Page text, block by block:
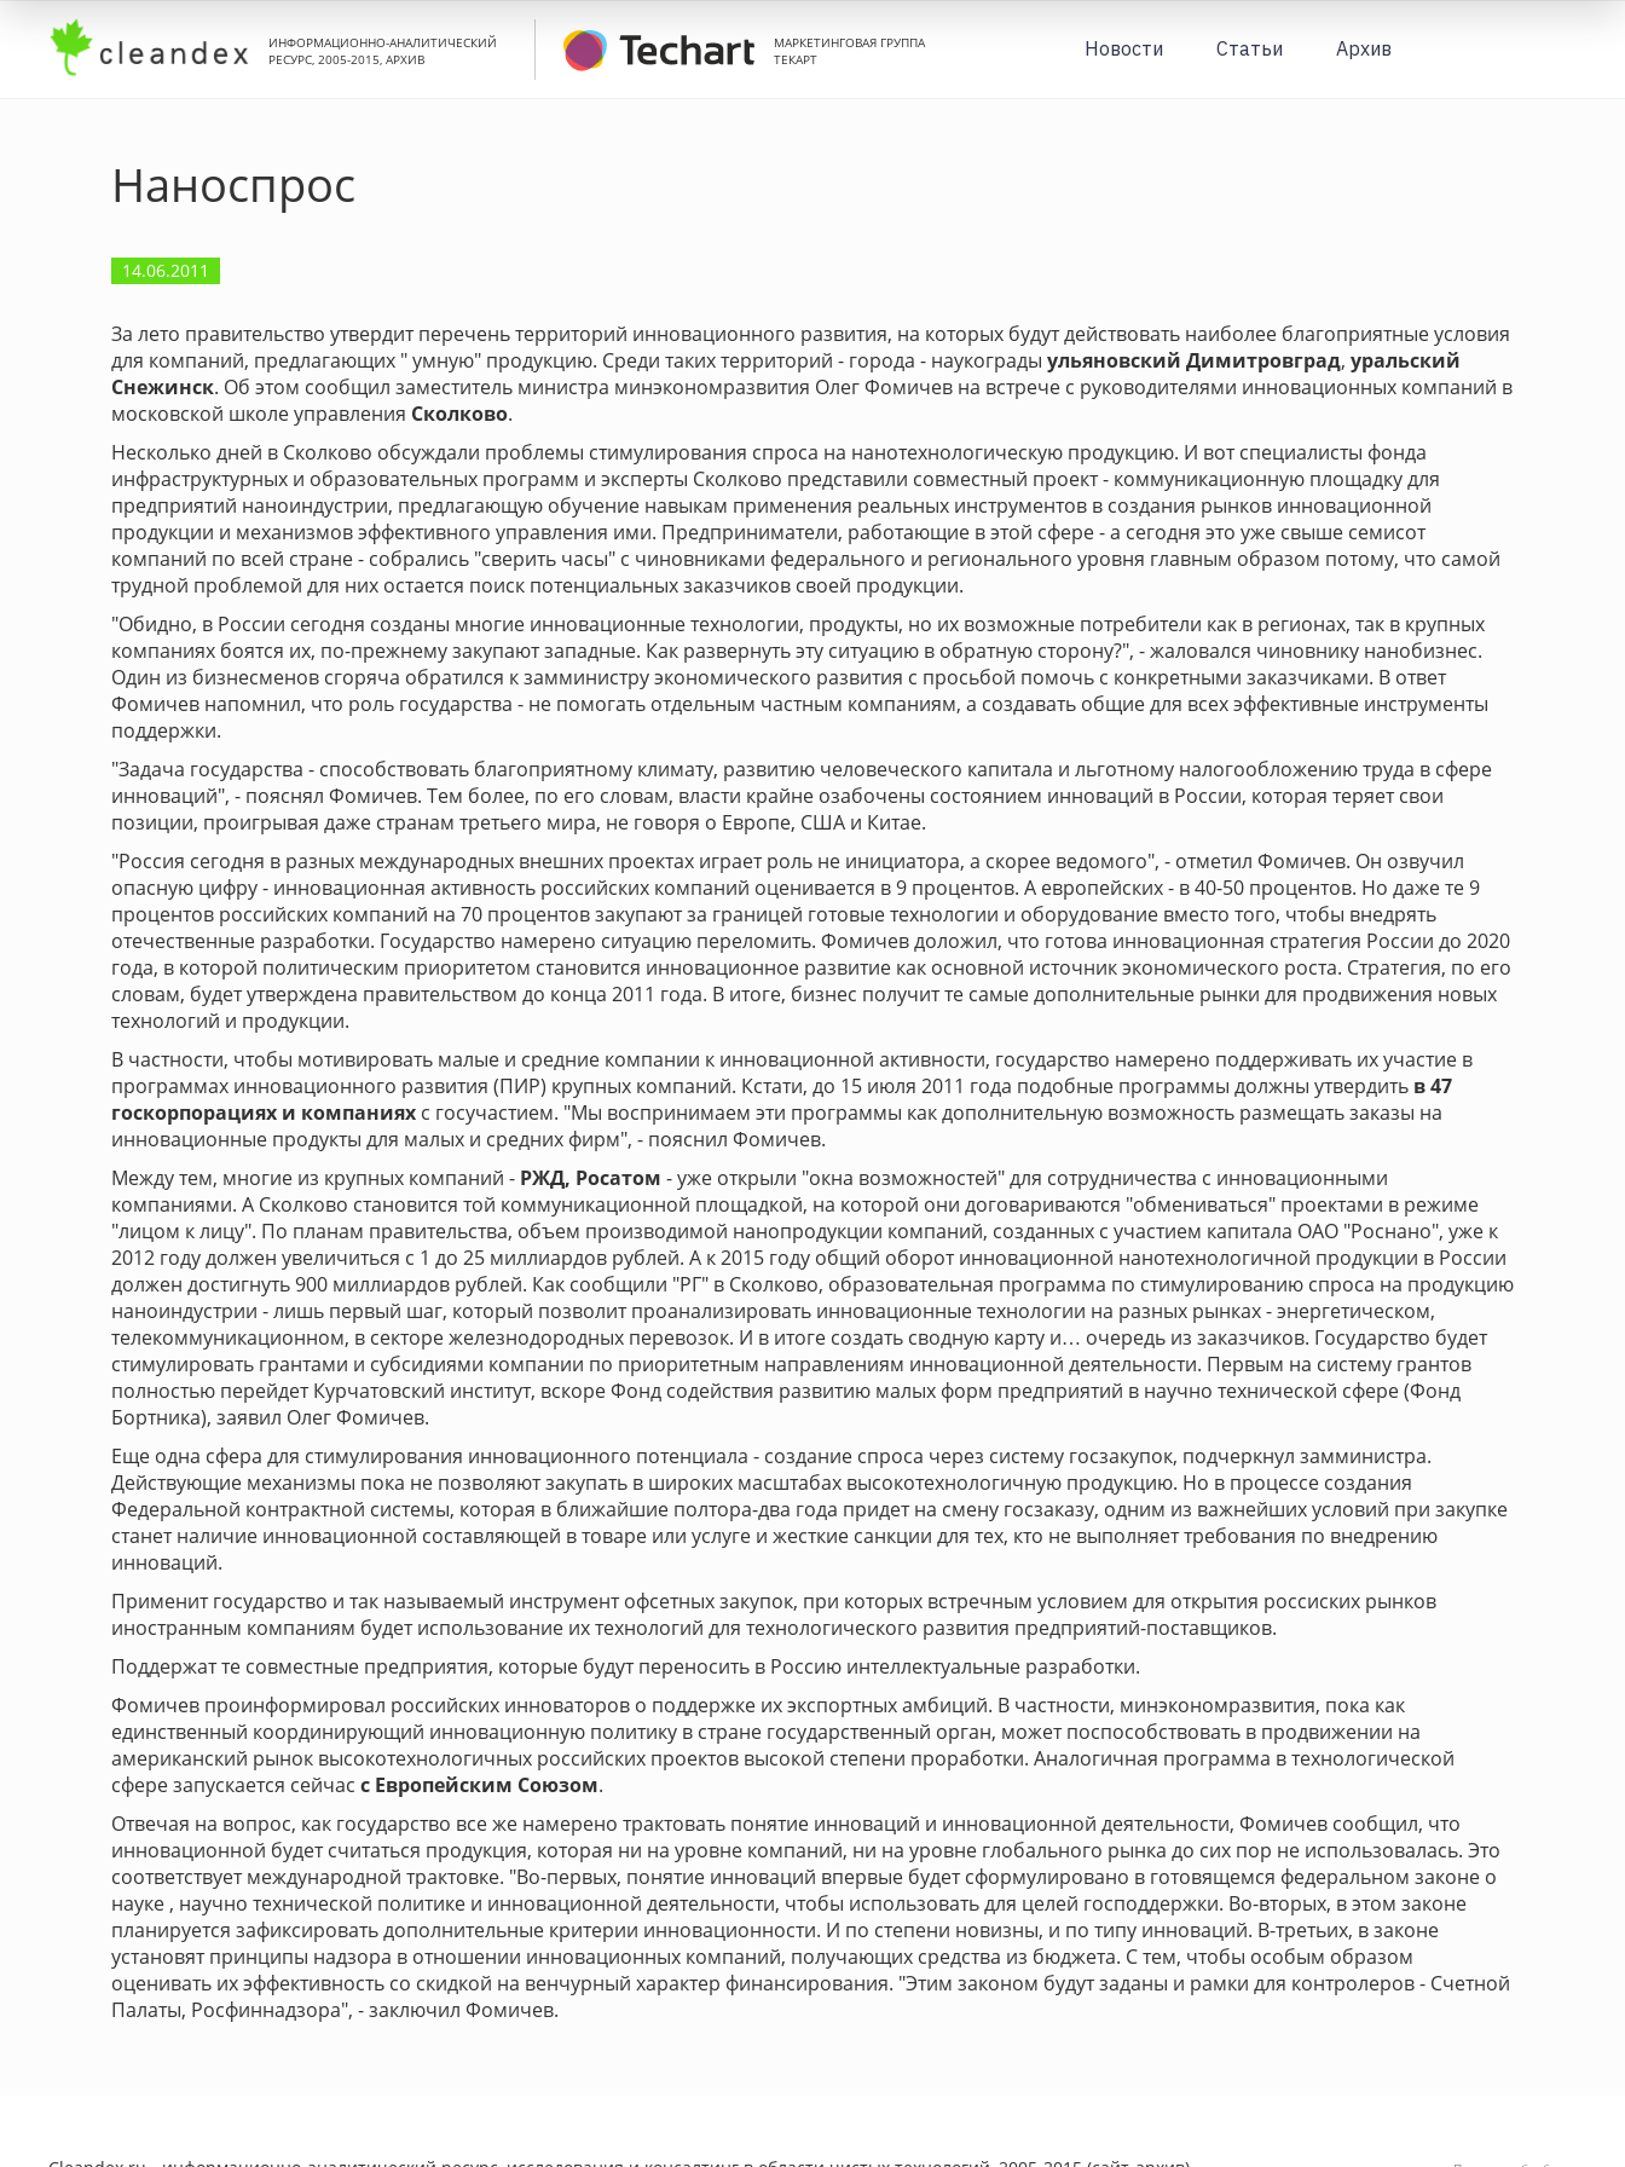
ИНФОРМАЦИОННО-АНАЛИТИЧЕСКИЙ
РЕСУРС, 2005-2015, АРХИВ
МАРКЕТИНГОВАЯ ГРУППА
ТЕКАРТ
Новости Статьи Архив
Наноспрос
14.06.2011
За лето правительство утвердит перечень территорий инновационного развития, на которых будут действовать наиболее благоприятные условия
для компаний, предлагающих " умную" продукцию. Среди таких территорий - города - наукограды ульяновский Димитровград, уральский
Снежинск. Об этом сообщил заместитель министра минэкономразвития Олег Фомичев на встрече с руководителями инновационных компаний в
московской школе управления Сколково.
Несколько дней в Сколково обсуждали проблемы стимулирования спроса на нанотехнологическую продукцию. И вот специалисты фонда
инфраструктурных и образовательных программ и эксперты Сколково представили совместный проект - коммуникационную площадку для
предприятий наноиндустрии, предлагающую обучение навыкам применения реальных инструментов в создания рынков инновационной
продукции и механизмов эффективного управления ими. Предприниматели, работающие в этой сфере - а сегодня это уже свыше семисот
компаний по всей стране - собрались "сверить часы" с чиновниками федерального и регионального уровня главным образом потому, что самой
трудной проблемой для них остается поиск потенциальных заказчиков своей продукции.
"Обидно, в России сегодня созданы многие инновационные технологии, продукты, но их возможные потребители как в регионах, так в крупных
компаниях боятся их, по-прежнему закупают западные. Как развернуть эту ситуацию в обратную сторону?", - жаловался чиновнику нанобизнес.
Один из бизнесменов сгоряча обратился к замминистру экономического развития с просьбой помочь с конкретными заказчиками. В ответ
Фомичев напомнил, что роль государства - не помогать отдельным частным компаниям, а создавать общие для всех эффективные инструменты
поддержки.
"Задача государства - способствовать благоприятному климату, развитию человеческого капитала и льготному налогообложению труда в сфере
инноваций", - пояснял Фомичев. Тем более, по его словам, власти крайне озабочены состоянием инноваций в России, которая теряет свои
позиции, проигрывая даже странам третьего мира, не говоря о Европе, США и Китае.
"Россия сегодня в разных международных внешних проектах играет роль не инициатора, а скорее ведомого", - отметил Фомичев. Он озвучил
опасную цифру - инновационная активность российских компаний оценивается в 9 процентов. А европейских - в 40-50 процентов. Но даже те 9
процентов российских компаний на 70 процентов закупают за границей готовые технологии и оборудование вместо того, чтобы внедрять
отечественные разработки. Государство намерено ситуацию переломить. Фомичев доложил, что готова инновационная стратегия России до 2020
года, в которой политическим приоритетом становится инновационное развитие как основной источник экономического роста. Стратегия, по его
словам, будет утверждена правительством до конца 2011 года. В итоге, бизнес получит те самые дополнительные рынки для продвижения новых
технологий и продукции.
В частности, чтобы мотивировать малые и средние компании к инновационной активности, государство намерено поддерживать их участие в
программах инновационного развития (ПИР) крупных компаний. Кстати, до 15 июля 2011 года подобные программы должны утвердить в 47
госкорпорациях и компаниях с госучастием. "Мы воспринимаем эти программы как дополнительную возможность размещать заказы на
инновационные продукты для малых и средних фирм", - пояснил Фомичев.
Между тем, многие из крупных компаний - РЖД, Росатом - уже открыли "окна возможностей" для сотрудничества с инновационными
компаниями. А Сколково становится той коммуникационной площадкой, на которой они договариваются "обмениваться" проектами в режиме
"лицом к лицу". По планам правительства, объем производимой нанопродукции компаний, созданных с участием капитала ОАО "Роснано", уже к
2012 году должен увеличиться с 1 до 25 миллиардов рублей. А к 2015 году общий оборот инновационной нанотехнологичной продукции в России
должен достигнуть 900 миллиардов рублей. Как сообщили "РГ" в Сколково, образовательная программа по стимулированию спроса на продукцию
наноиндустрии - лишь первый шаг, который позволит проанализировать инновационные технологии на разных рынках - энергетическом,
телекоммуникационном, в секторе железнодородных перевозок. И в итоге создать сводную карту и… очередь из заказчиков. Государство будет
стимулировать грантами и субсидиями компании по приоритетным направлениям инновационной деятельности. Первым на систему грантов
полностью перейдет Курчатовский институт, вскоре Фонд содействия развитию малых форм предприятий в научно технической сфере (Фонд
Бортника), заявил Олег Фомичев.
Еще одна сфера для стимулирования инновационного потенциала - создание спроса через систему госзакупок, подчеркнул замминистра.
Действующие механизмы пока не позволяют закупать в широких масштабах высокотехнологичную продукцию. Но в процессе создания
Федеральной контрактной системы, которая в ближайшие полтора-два года придет на смену госзаказу, одним из важнейших условий при закупке
станет наличие инновационной составляющей в товаре или услуге и жесткие санкции для тех, кто не выполняет требования по внедрению
инноваций.
Применит государство и так называемый инструмент офсетных закупок, при которых встречным условием для открытия россиских рынков
иностранным компаниям будет использование их технологий для технологического развития предприятий-поставщиков.
Поддержат те совместные предприятия, которые будут переносить в Россию интеллектуальные разработки.
Фомичев проинформировал российских инноваторов о поддержке их экспортных амбиций. В частности, минэкономразвития, пока как
единственный координирующий инновационную политику в стране государственный орган, может поспособствовать в продвижении на
американский рынок высокотехнологичных российских проектов высокой степени проработки. Аналогичная программа в технологической
сфере запускается сейчас с Европейским Союзом.
Отвечая на вопрос, как государство все же намерено трактовать понятие инноваций и инновационной деятельности, Фомичев сообщил, что
инновационной будет считаться продукция, которая ни на уровне компаний, ни на уровне глобального рынка до сих пор не использовалась. Это
соответствует международной трактовке. "Во-первых, понятие инноваций впервые будет сформулировано в готовящемся федеральном законе о
науке , научно технической политике и инновационной деятельности, чтобы использовать для целей господдержки. Во-вторых, в этом законе
планируется зафиксировать дополнительные критерии инновационности. И по степени новизны, и по типу инноваций. В-третьих, в законе
установят принципы надзора в отношении инновационных компаний, получающих средства из бюджета. С тем, чтобы особым образом
оценивать их эффективность со скидкой на венчурный характер финансирования. "Этим законом будут заданы и рамки для контролеров - Счетной
Палаты, Росфиннадзора", - заключил Фомичев.